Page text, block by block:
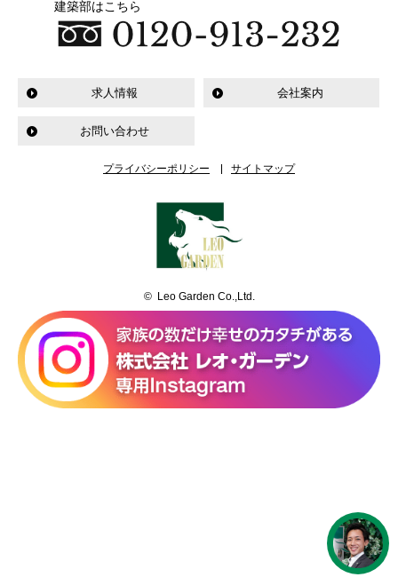
建築部はこちら
求人情報 会社案内
お問い合わせ
プライバシーポリシー サイトマップ
© Leo Garden Co.,Ltd.